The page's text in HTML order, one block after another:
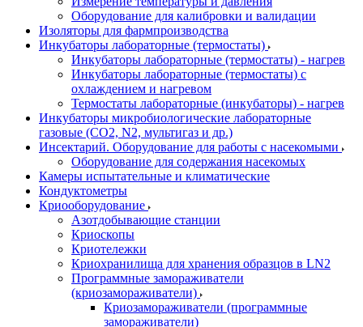
Оборудование для калибровки и валидации
Изоляторы для фармпроизводства
Инкубаторы лабораторные (термостаты)
Инкубаторы лабораторные (термостаты) - нагрев
Инкубаторы лабораторные (термостаты) с
охлаждением и нагревом
Термостаты лабораторные (инкубаторы) - нагрев
Инкубаторы микробиологические лабораторные
газовые (CO2, N2, мультигаз и др.)
Инсектарий. Оборудование для работы с насекомыми
Оборудование для содержания насекомых
Камеры испытательные и климатические
Кондуктометры
Криооборудование
Азотдобывающие станции
Криоскопы
Криотележки
Криохранилища для хранения образцов в LN2
Программные замораживатели
(криозамораживатели)
Криозамораживатели (программные
замораживатели)